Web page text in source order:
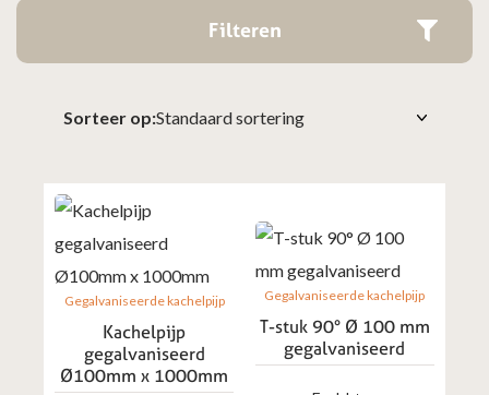
Filteren
Sorteer op:
Gegalvaniseerde kachelpijp
Kachelpijp
gegalvaniseerd
Ø100mm x 1000mm
Gegalvaniseerde kachelpijp
T-stuk 90° Ø 100 mm
gegalvaniseerd